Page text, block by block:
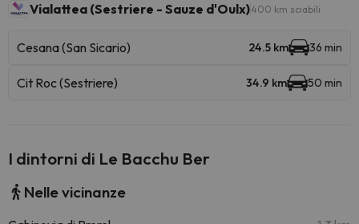
Vialattea (Sestriere - Sauze d'Oulx)400 km sciabili
Cesana (San Sicario) 24.5 km 36 min
Cit Roc (Sestriere) 34.9 km 50 min
I dintorni di Le Bacchu Ber
Nelle vicinanze